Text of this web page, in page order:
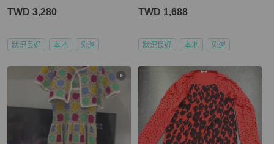
TWD 3,280
狀況良好 本地 免運
TWD 1,688
狀況良好 本地 免運